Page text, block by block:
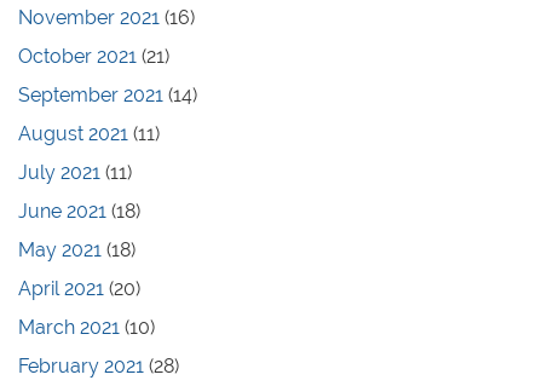
November 2021 (16)
October 2021 (21)
September 2021 (14)
August 2021 (11)
July 2021 (11)
June 2021 (18)
May 2021 (18)
April 2021 (20)
March 2021 (10)
February 2021 (28)